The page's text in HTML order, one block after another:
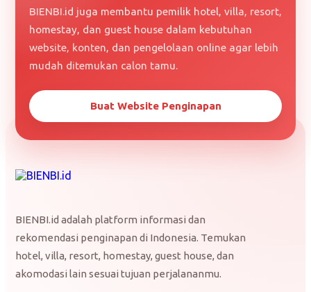
BIENBI.id juga membantu pemilik hotel, villa, resort,
homestay, dan guest house dalam kebutuhan
website, konten, dan pengelolaan online agar lebih
mudah ditemukan calon tamu.
Buat Website Penginapan
BIENBI.id adalah platform informasi dan
rekomendasi penginapan di Indonesia. Temukan
hotel, villa, resort, homestay, guest house, dan
akomodasi lain sesuai tujuan perjalananmu.